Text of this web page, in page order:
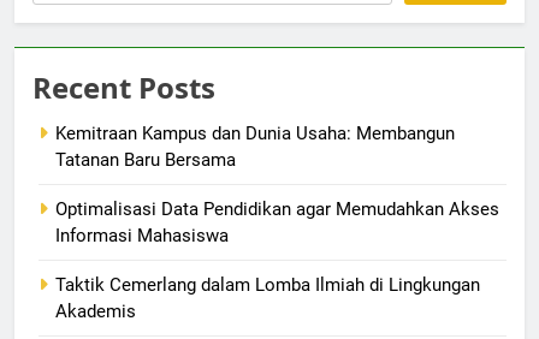
Recent Posts
Kemitraan Kampus dan Dunia Usaha: Membangun
Tatanan Baru Bersama
Optimalisasi Data Pendidikan agar Memudahkan Akses
Informasi Mahasiswa
Taktik Cemerlang dalam Lomba Ilmiah di Lingkungan
Akademis